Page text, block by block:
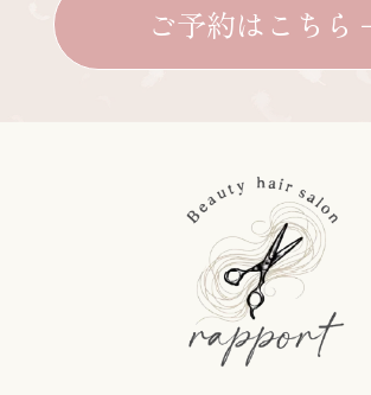
ご予約はこちら